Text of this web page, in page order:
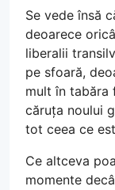
Se vede însă
deoarece
liberalii
pe sfoară,
mult în tabăra
căruța noului
tot ceea ce
Ce altceva
momente